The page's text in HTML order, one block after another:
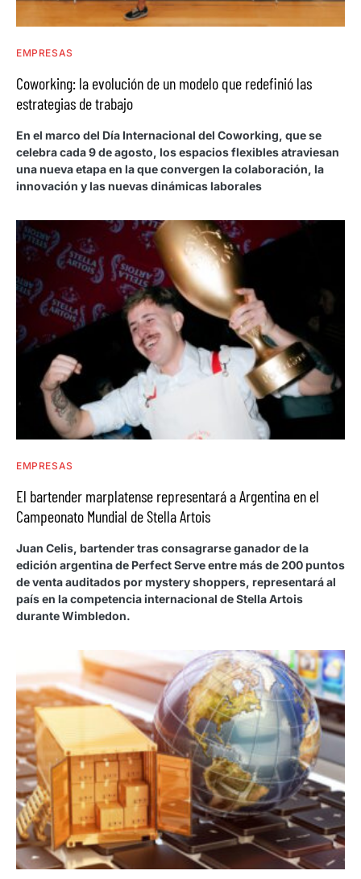
EMPRESAS
Coworking: la evolución de un modelo que redefinió las
estrategias de trabajo
En el marco del Día Internacional del Coworking, que se
celebra cada 9 de agosto, los espacios flexibles atraviesan
una nueva etapa en la que convergen la colaboración, la
innovación y las nuevas dinámicas laborales
EMPRESAS
El bartender marplatense representará a Argentina en el
Campeonato Mundial de Stella Artois
Juan Celis, bartender tras consagrarse ganador de la
edición argentina de Perfect Serve entre más de 200 puntos
de venta auditados por mystery shoppers, representará al
país en la competencia internacional de Stella Artois
durante Wimbledon.